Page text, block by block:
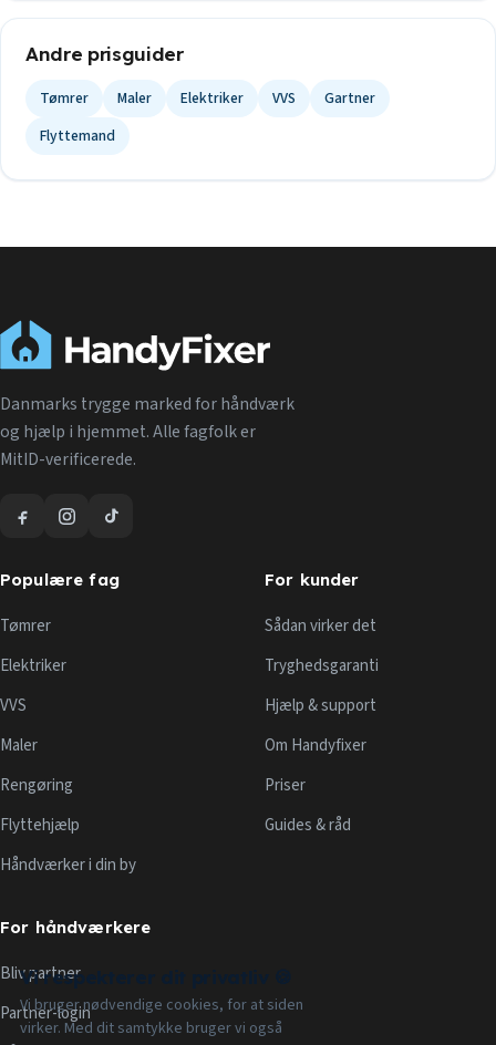
Andre prisguider
Tømrer Maler Elektriker VVS
Gartner
Flyttemand
Danmarks trygge marked for håndværk
og hjælp i hjemmet. Alle fagfolk er
MitID-verificerede.
Populære fag
Tømrer
Elektriker
VVS
Maler
Rengøring
Flyttehjælp
Håndværker i din by
For kunder
Sådan virker det
Tryghedsgaranti
Hjælp & support
Om Handyfixer
Priser
Guides & råd
For håndværkere
Bliv partner
Partner-login
Vi respekterer dit privatliv 🍪
Vi bruger nødvendige cookies, for at siden
virker. Med dit samtykke bruger vi også